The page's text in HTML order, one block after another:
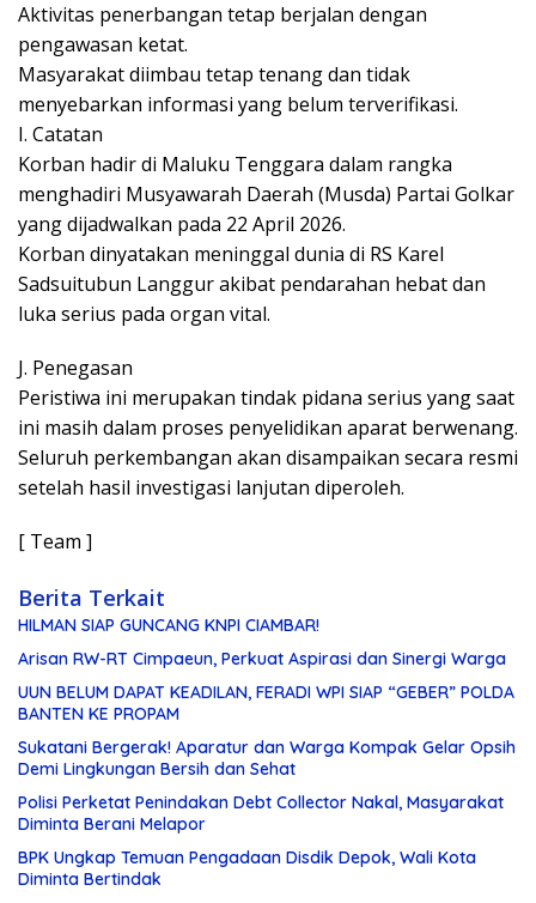
Aktivitas penerbangan tetap berjalan dengan
pengawasan ketat.
Masyarakat diimbau tetap tenang dan tidak
menyebarkan informasi yang belum terverifikasi.
I. Catatan
Korban hadir di Maluku Tenggara dalam rangka
menghadiri Musyawarah Daerah (Musda) Partai Golkar
yang dijadwalkan pada 22 April 2026.
Korban dinyatakan meninggal dunia di RS Karel
Sadsuitubun Langgur akibat pendarahan hebat dan
luka serius pada organ vital.
J. Penegasan
Peristiwa ini merupakan tindak pidana serius yang saat
ini masih dalam proses penyelidikan aparat berwenang.
Seluruh perkembangan akan disampaikan secara resmi
setelah hasil investigasi lanjutan diperoleh.
[ Team ]
Berita Terkait
HILMAN SIAP GUNCANG KNPI CIAMBAR!
Arisan RW-RT Cimpaeun, Perkuat Aspirasi dan Sinergi Warga
UUN BELUM DAPAT KEADILAN, FERADI WPI SIAP “GEBER” POLDA
BANTEN KE PROPAM
Sukatani Bergerak! Aparatur dan Warga Kompak Gelar Opsih
Demi Lingkungan Bersih dan Sehat
Polisi Perketat Penindakan Debt Collector Nakal, Masyarakat
Diminta Berani Melapor
BPK Ungkap Temuan Pengadaan Disdik Depok, Wali Kota
Diminta Bertindak